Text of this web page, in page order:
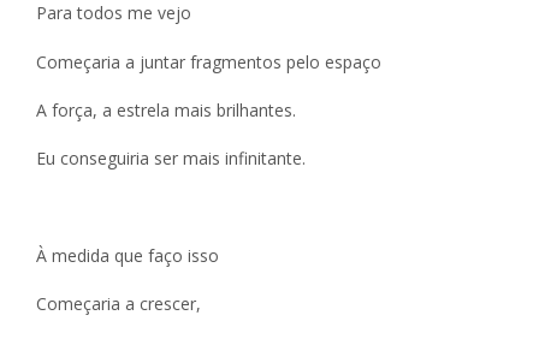
Para todos me vejo
Começaria a juntar fragmentos pelo espaço
A força, a estrela mais brilhantes.
Eu conseguiria ser mais infinitante.
À medida que faço isso
Começaria a crescer,